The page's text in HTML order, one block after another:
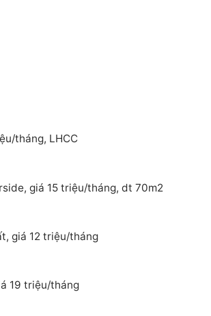
tháng, LHCC
giá 15 triệu/tháng, dt 70m2
giá 12 triệu/tháng
19 triệu/tháng